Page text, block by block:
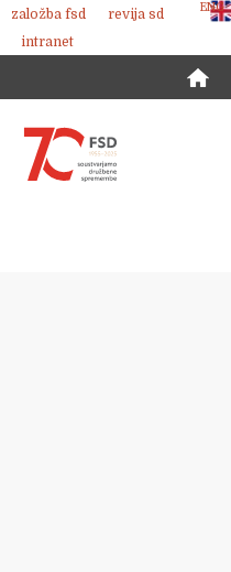
ENG
založba fsd
revija sd
intranet